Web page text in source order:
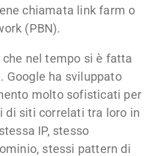
chiamata link farm o
(PBN).
che nel tempo si è fatta
Google ha sviluppato
molto sofisticati per
di siti correlati tra loro in
IP, stesso
stessi pattern di